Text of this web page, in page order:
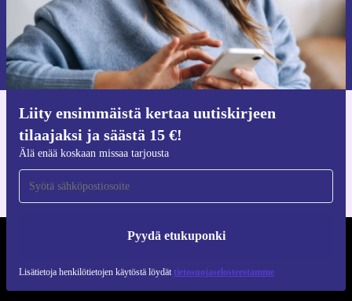
Liity ensimmäistä kertaa uutiskirjeen
tilaajaksi ja säästä 15 €!
Älä enää koskaan missaa tarjousta
Pyydä etukuponki
Lisätietoja henkilötietojen käytöstä löydät tietosuojaselosteestamme
Pyydä etukuponki
Lisätietoja henkilötietojen käytöstä löydättietosuojaselosteestamme.
Hanki refurbed-sovellus
iOS:lle ja Androidille